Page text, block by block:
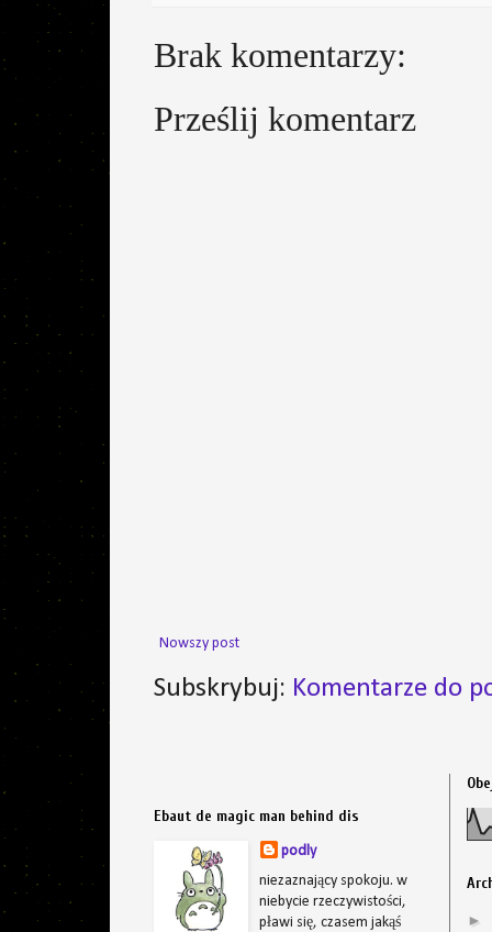
Brak komentarzy:
Prześlij komentarz
Nowszy post
Subskrybuj: Komentarze do
Ebaut de magic man behind dis
podly
niezaznający spokoju. w
niebycie rzeczywistości,
pławi się, czasem jakąś
►